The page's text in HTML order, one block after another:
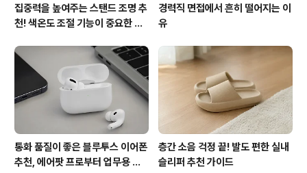
집중력을 높여주는 스탠드 조명 추
천! 색온도 조절 기능이 중요한 이
경력직 면접에서 흔히 떨어지는 이
유
통화 품질이 좋은 블루투스 이어폰
추천, 에어팟 프로부터 업무용 이
층간 소음 걱정 끝! 발도 편한 실내
슬리퍼 추천 가이드